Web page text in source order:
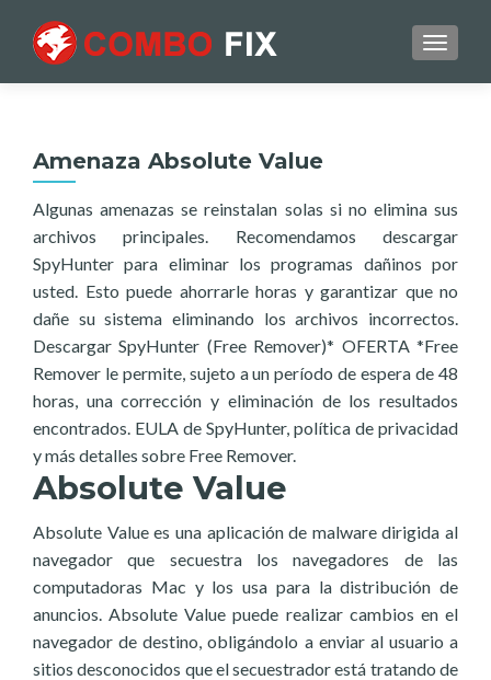
Amenaza Absolute Value
Algunas amenazas se reinstalan solas si no elimina sus
archivos principales. Recomendamos descargar
SpyHunter para eliminar los programas dañinos por
usted. Esto puede ahorrarle horas y garantizar que no
dañe su sistema eliminando los archivos incorrectos.
Descargar SpyHunter (Free Remover)* OFERTA *Free
Remover le permite, sujeto a un período de espera de 48
horas, una corrección y eliminación de los resultados
encontrados. EULA de SpyHunter, política de privacidad
y más detalles sobre Free Remover.
Absolute Value
Absolute Value es una aplicación de malware dirigida al
navegador que secuestra los navegadores de las
computadoras Mac y los usa para la distribución de
anuncios. Absolute Value puede realizar cambios en el
navegador de destino, obligándolo a enviar al usuario a
sitios desconocidos que el secuestrador está tratando de